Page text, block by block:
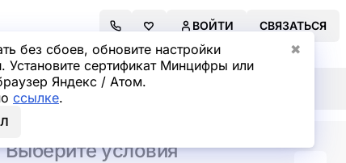
без сбоев, обновите настройки
Установите сертификат Минцифры или
Яндекс / Атом.
ссылке.
✖
ВОЙТИ СВЯЗАТЬСЯ
Выберите условия